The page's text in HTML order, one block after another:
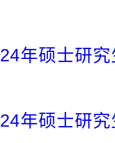
年硕士研
年硕士研